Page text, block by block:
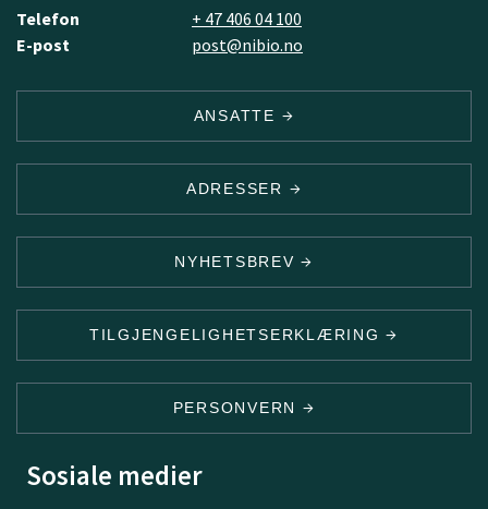
Telefon
+ 47 406 04 100
E-post
post@nibio.no
ANSATTE
ADRESSER
NYHETSBREV
TILGJENGELIGHETSERKLÆRING
PERSONVERN
Sosiale medier